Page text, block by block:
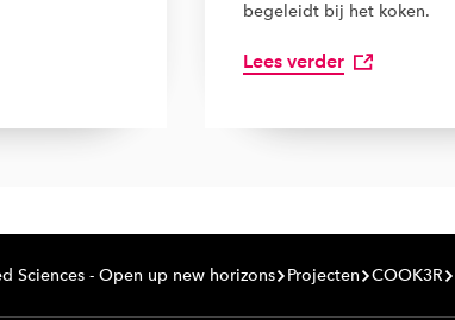
begeleidt bij het koken.
Lees verder
Sciences - Open up new horizons Projecten COOK3R